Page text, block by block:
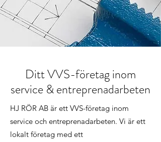
Ditt VVS-företag inom
service & entreprenadarbeten
HJ RÖR AB är ett VVS-företag inom
service och entreprenadarbeten. Vi är ett
lokalt företag med ett